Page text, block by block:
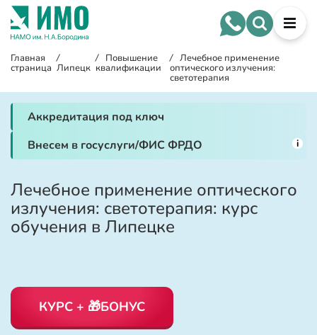
Главная
страница
/
Липецк
/ Повышение
квалификации
/ Лечебное применение
оптического излучения:
светотерапия
Аккредитация под ключ
Внесем в госуслуги/ФИС ФРДО
i
Лечебное применение оптического
излучения: светотерапия: курс
обучения в Липецке
КУРС + 🎁БОНУС